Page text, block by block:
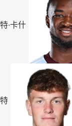
特·卡什
特